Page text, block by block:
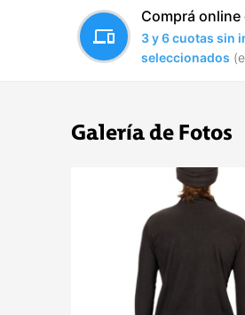
devices
Comprá
3 y 6 cuotas sin
seleccionados
Galería de Fotos